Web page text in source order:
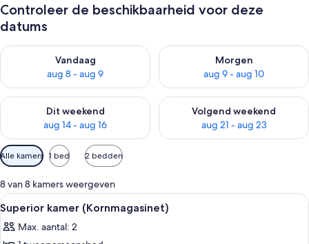
Controleer de beschikbaarheid voor deze
datums
Vandaag
aug 8 - aug 9
De beschikbaarheid controleren voor vanavond aug 8 - aug 9
Morgen
aug 9 - aug 10
De beschikbaarheid
Dit weekend
aug 14 - aug 16
De beschikbaarheid controleren voor dit weekend aug 14 -
Volgend weekend
aug 21 - aug 23
De beschikbaarheid
Beschikbare
filters
voor
kamers
Alle kamers 1 bed 2 bedden
8 van 8 kamers weergeven
Alle
foto's
voor
Een slaapkamer met een houten
7
Superior kamer (Kornmagasinet)
Max. aantal: 2